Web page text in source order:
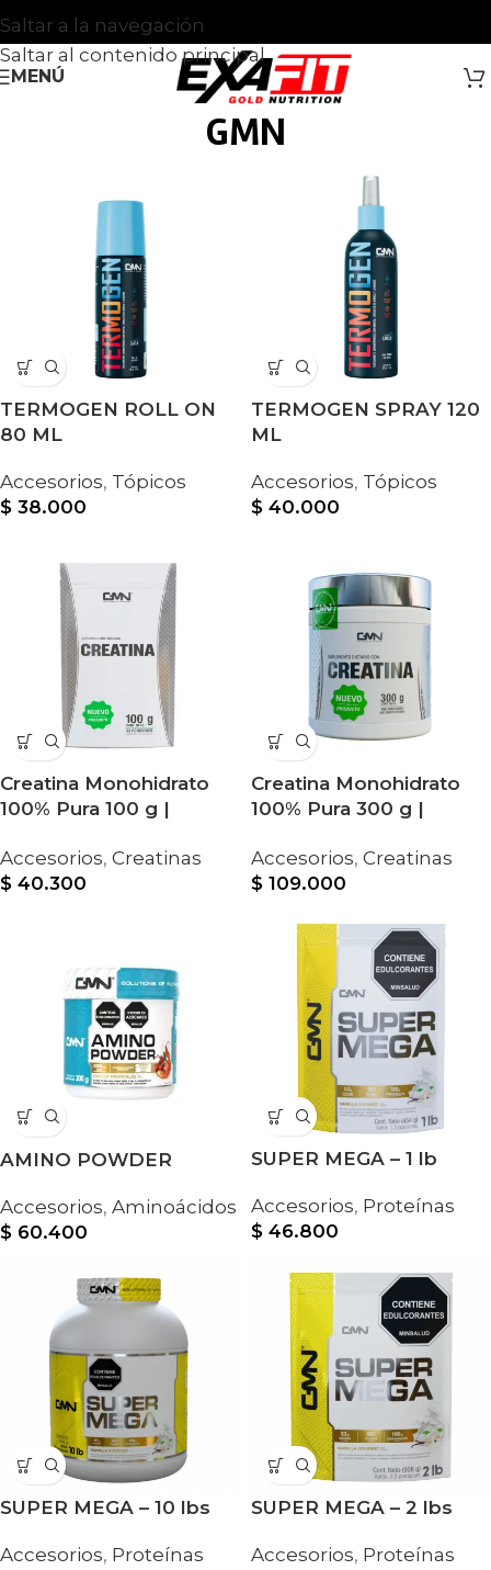
Saltar a la navegación
Saltar al contenido principal
MENÚ
GMN
TERMOGEN ROLL ON
80 ML
Accesorios, Tópicos
$ 38.000
TERMOGEN SPRAY 120
ML
Accesorios, Tópicos
$ 40.000
Creatina Monohidrato
100% Pura 100 g |
Accesorios, Creatinas
$ 40.300
Creatina Monohidrato
100% Pura 300 g |
Accesorios, Creatinas
$ 109.000
AMINO POWDER
Accesorios, Aminoácidos
$ 60.400
SUPER MEGA – 1 lb
Accesorios, Proteínas
$ 46.800
SUPER MEGA – 10 lbs
Accesorios, Proteínas
SUPER MEGA – 2 lbs
Accesorios, Proteínas